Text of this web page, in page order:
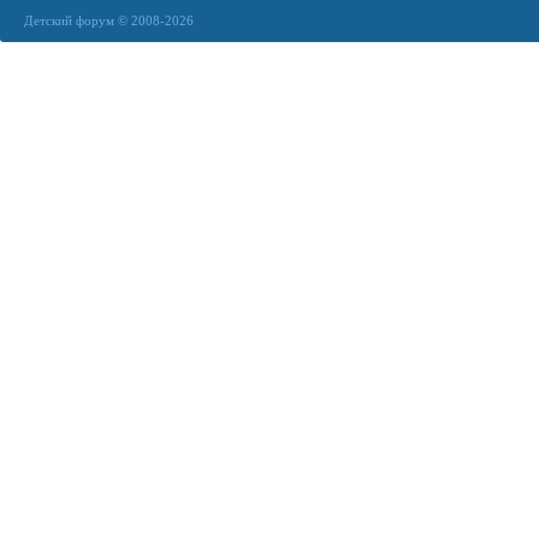
Детский форум © 2008-2026